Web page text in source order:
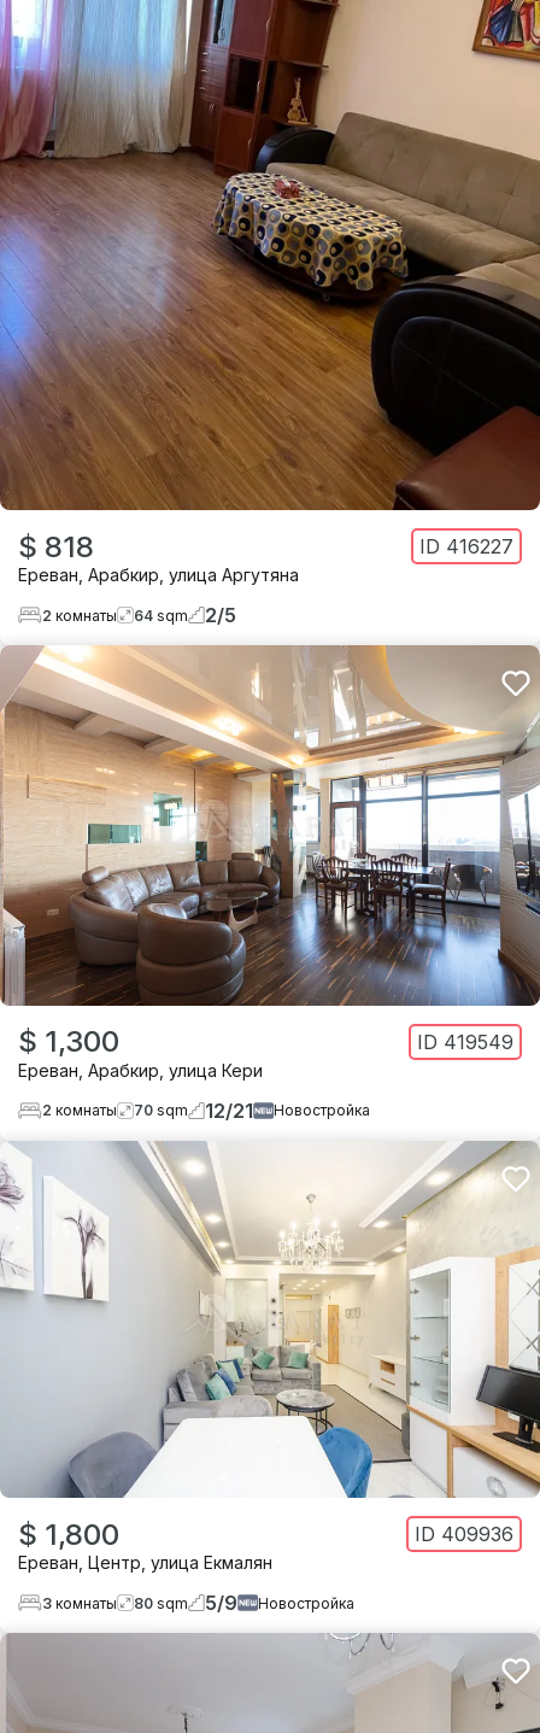
$ 818 ID 416227
Ереван Арабкир улица Аргутяна
2 комнаты 64 sqm 2/5
$ 1,300 ID 419549
Ереван Арабкир улица Кери
2 комнаты 70 sqm 12/21 Новостройка
$ 1,800 ID 409936
Ереван Центр улица Екмалян
3 комнаты 80 sqm 5/9 Новостройка